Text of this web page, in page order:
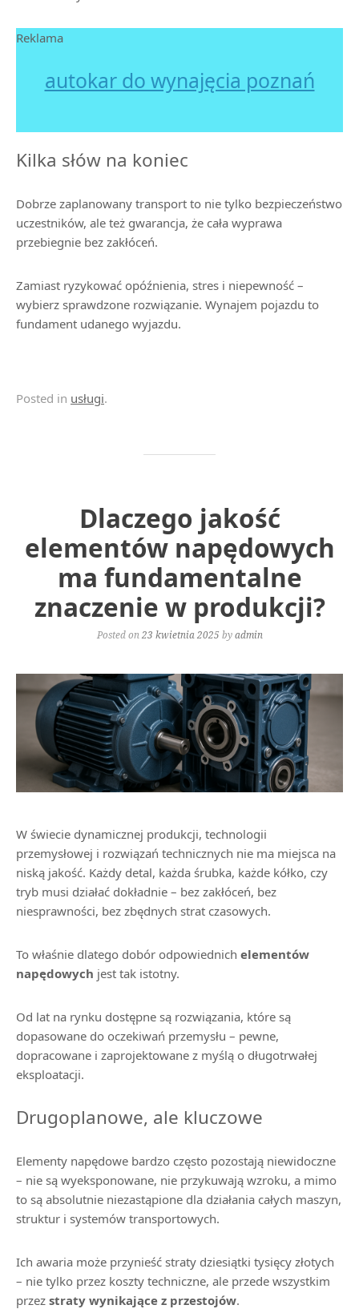
Reklama
autokar do wynajęcia poznań
Kilka słów na koniec
Dobrze zaplanowany transport to nie tylko bezpieczeństwo
uczestników, ale też gwarancja, że cała wyprawa
przebiegnie bez zakłóceń.
Zamiast ryzykować opóźnienia, stres i niepewność –
wybierz sprawdzone rozwiązanie. Wynajem pojazdu to
fundament udanego wyjazdu.
Posted in usługi.
Dlaczego jakość
elementów napędowych
ma fundamentalne
znaczenie w produkcji?
Posted on 23 kwietnia 2025 byadmin
W świecie dynamicznej produkcji, technologii
przemysłowej i rozwiązań technicznych nie ma miejsca na
niską jakość. Każdy detal, każda śrubka, każde kółko, czy
tryb musi działać dokładnie – bez zakłóceń, bez
niesprawności, bez zbędnych strat czasowych.
To właśnie dlatego dobór odpowiednich elementów
napędowych jest tak istotny.
Od lat na rynku dostępne są rozwiązania, które są
dopasowane do oczekiwań przemysłu – pewne,
dopracowane i zaprojektowane z myślą o długotrwałej
eksploatacji.
Drugoplanowe, ale kluczowe
Elementy napędowe bardzo często pozostają niewidoczne
– nie są wyeksponowane, nie przykuwają wzroku, a mimo
to są absolutnie niezastąpione dla działania całych maszyn,
struktur i systemów transportowych.
Ich awaria może przynieść straty dziesiątki tysięcy złotych
– nie tylko przez koszty techniczne, ale przede wszystkim
przez straty wynikające z przestojów.